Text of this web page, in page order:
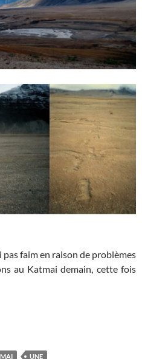
pas faim en raison de problèmes
au Katmai demain, cette fois
UNE